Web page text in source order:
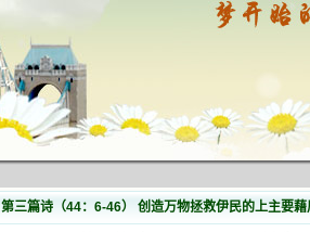
第三篇诗（44：6-46） 创造万物拯救伊民的上主要